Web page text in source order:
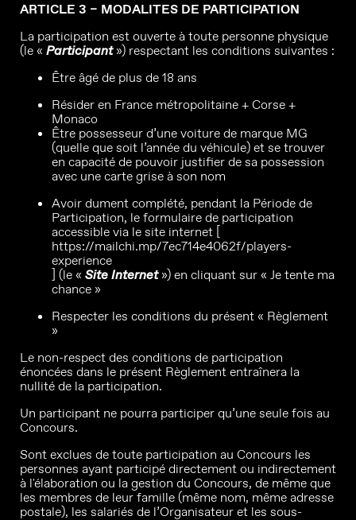
ARTICLE 3 – MODALITES DE PARTICIPATION
La participation est ouverte à toute personne physique
(le « Participant») respectant les conditions suivantes :
Être âgé de plus de 18 ans
Résider en France métropolitaine + Corse +
Monaco
Être possesseur d’une voiture de marque MG
(quelle que soit l’année du véhicule) et se trouver
en capacité de pouvoir justifier de sa possession
avec une carte grise à son nom
Avoir dument complété, pendant la Période de
Participation, le formulaire de participation
accessible via le site internet [
https://mailchi.mp/7ec714e4062f/players-
experience
] (le « Site Internet») en cliquant sur « Je tente ma
chance »
Respecter les conditions du présent « Règlement
»
Le non-respect des conditions de participation
énoncées dans le présent Règlement entraînera la
nullité de la participation.
Un participant ne pourra participer qu’une seule fois au
Concours.
Sont exclues de toute participation au Concours les
personnes ayant participé directement ou indirectement
à l'élaboration ou la gestion du Concours, de même que
les membres de leur famille (même nom, même adresse
postale), les salariés de l’Organisateur et les sous-